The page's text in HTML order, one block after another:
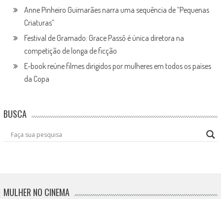
Anne Pinheiro Guimarães narra uma sequência de “Pequenas
Criaturas”
Festival de Gramado: Grace Passô é única diretora na
competição de longa de ficção
E-book reúne filmes dirigidos por mulheres em todos os países
da Copa
BUSCA
MULHER NO CINEMA